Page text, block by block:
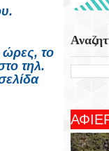
ώρες, το
τηλ.